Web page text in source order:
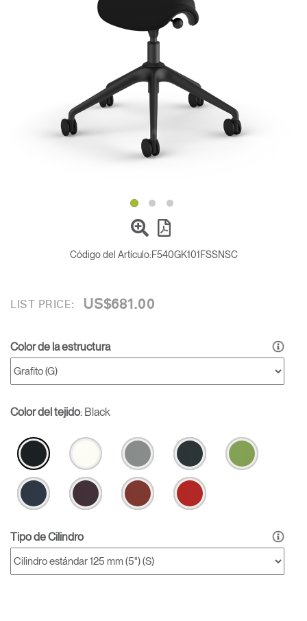
Cambiar región
Humanscale
Pinterest
YouTube
Código del Artículo:F540GK101FSSNSC
LIST PRICE: US$681.00
Color de la estructura
Color del tejido: Black
Tipo de Cilindro